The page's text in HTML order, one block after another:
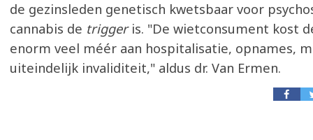
de gezinsleden genetisch kwetsbaar voor
cannabis de trigger is. "De wietconsument kost
enorm veel méér aan hospitalisatie, opnames,
uiteindelijk invaliditeit," aldus dr. Van Ermen.